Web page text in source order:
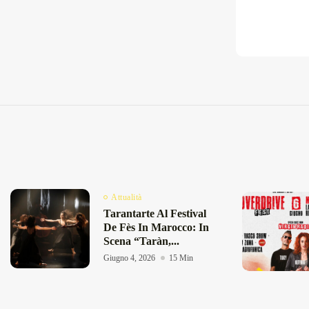
Attualità
Tarantarte Al Festival
De Fès In Marocco: In
Scena “Taràn,...
Giugno 4, 2026 15 Min